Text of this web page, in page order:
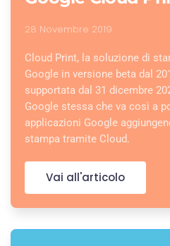
28 Novembre 2019
Cloud Print, la soluzione di
Google in versione beta dal
supportata dal 31 dicembre
Google stessa che va così a
applicazioni Google
stampa tramite Cloud.
Vai all'articolo